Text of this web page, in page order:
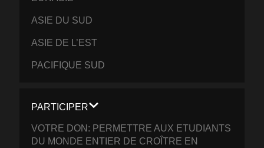
ASIE DU SUD
ASIE DE L’EST
PACIFIQUE SUD
PARTICIPER
VOTRE DON: PERMETTRE AUX ETUDIANTS
DU MONDE ENTIER DE CROÎTRE EN